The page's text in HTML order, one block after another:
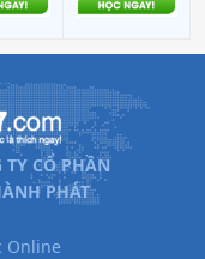
CỔ PHẦN
PHÁT
Online